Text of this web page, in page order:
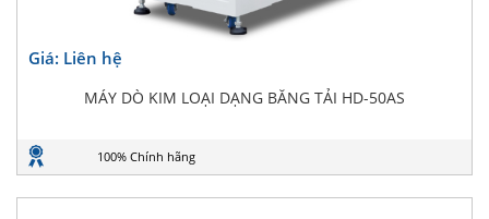
Giá: Liên hệ
MÁY DÒ KIM LOẠI DẠNG BĂNG TẢI HD-50AS
100% Chính hãng